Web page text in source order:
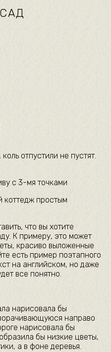
отпустили не пустят.
с 3-мя точками​
коттедж простым
что вы хотите
К примеру, это может
красиво выложенные
есть пример поэтапного
на английском, но даже
все понятно.​
нарисовала бы
направо
нарисовала бы
бы низкие цветы,
а в фоне деревья.​